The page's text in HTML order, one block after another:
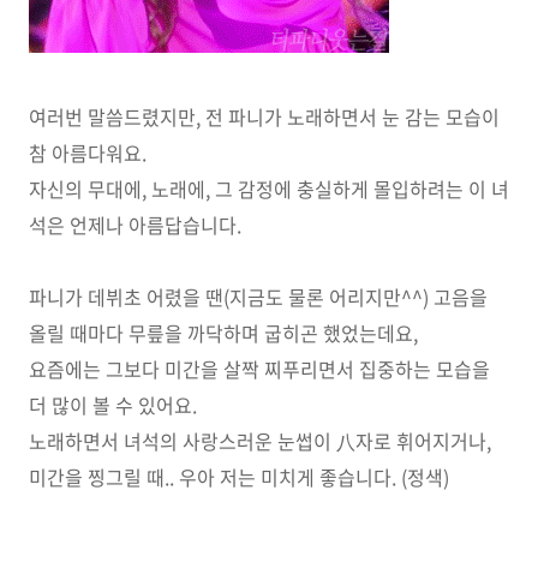
여러번 말씀드렸지만, 전 파니가 노래하면서 눈 감는 모습이
참 아름다워요.
자신의 무대에, 노래에, 그 감정에 충실하게 몰입하려는 이 녀
석은 언제나 아름답습니다.
파니가 데뷔초 어렸을 땐(지금도 물론 어리지만^^) 고음을
올릴 때마다 무릎을 까닥하며 굽히곤 했었는데요,
요즘에는 그보다 미간을 살짝 찌푸리면서 집중하는 모습을
더 많이 볼 수 있어요.
노래하면서 녀석의 사랑스러운 눈썹이 八자로 휘어지거나,
미간을 찡그릴 때.. 우아 저는 미치게 좋습니다. (정색)